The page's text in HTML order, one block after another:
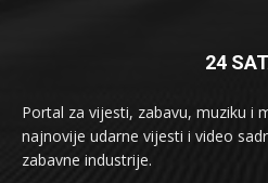
24
Portal za vijesti, zabavu, muziku i
najnovije udarne vijesti i video
zabavne industrije.